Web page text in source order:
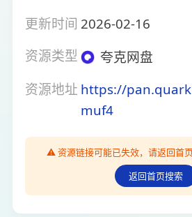
更新时间 2026-02-16
资源类型
夸克网盘
资源地址 https://
muf4
⚠️ 资源链接可能已失效，请返回首
返回首页搜索